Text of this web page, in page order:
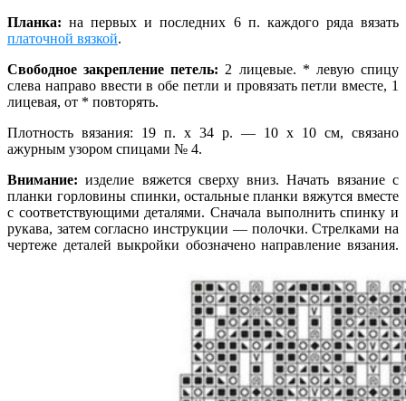
Планка: на первых и последних 6 п. каждого ряда вязать
платочной вязкой.
Свободное закрепление петель: 2 лицевые. * левую спицу
слева направо ввести в обе петли и провязать петли вместе, 1
лицевая, от * повторять.
Плотность вязания: 19 п. х 34 р. — 10 х 10 см, связано
ажурным узором спицами № 4.
Внимание: изделие вяжется сверху вниз. Начать вязание с
планки горловины спинки, остальные планки вяжутся вместе
с соответствующими деталями. Сначала выполнить спинку и
рукава, затем согласно инструкции — полочки. Стрелками на
чертеже деталей выкройки обозначено направление вязания.